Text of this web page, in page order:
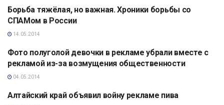
АНАЛИТИКА
Борьба тяжёлая, но важная. Хроники борьбы со
СПАМом в России
14.05.2014
АНАЛИТИКА
Фото полуголой девочки в рекламе убрали вместе с
рекламой из-за возмущения общественности
04.05.2014
АНАЛИТИКА
Алтайский край объявил войну рекламе пива